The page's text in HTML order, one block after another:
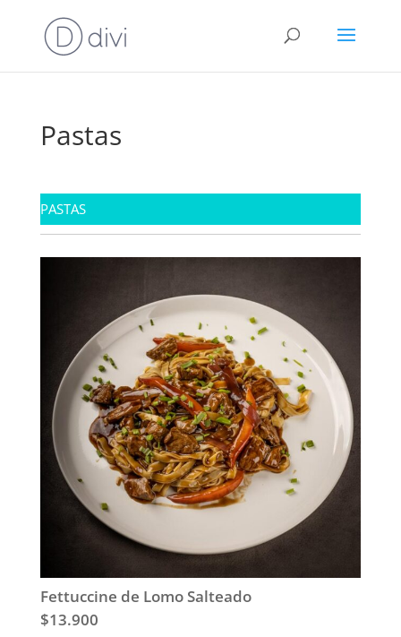
Pastas
PASTAS
Fettuccine de Lomo Salteado
$13.900